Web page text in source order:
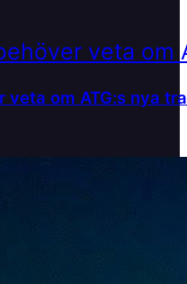
veta om ATG:s nya